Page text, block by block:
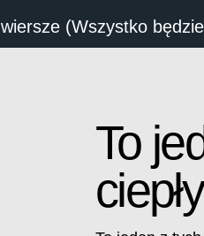
wiersze (Wszystko
To